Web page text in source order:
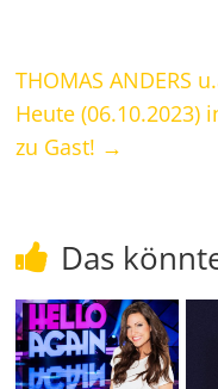
THOMAS ANDERS
Heute (06.10.2023)
zu Gast! →
Das